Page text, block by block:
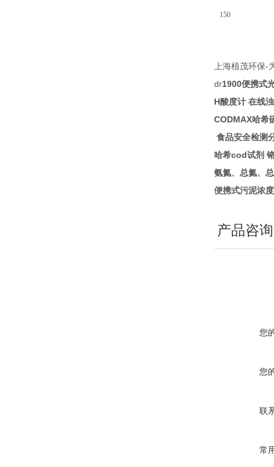
150
上海植茂环保-
dr1900便携式
H酸度计 在线
CODMAX哈希
食品安全检测
哈希cod试剂
氨氮、总氮、
便携式污泥浓
产品咨询
您
您
联
常